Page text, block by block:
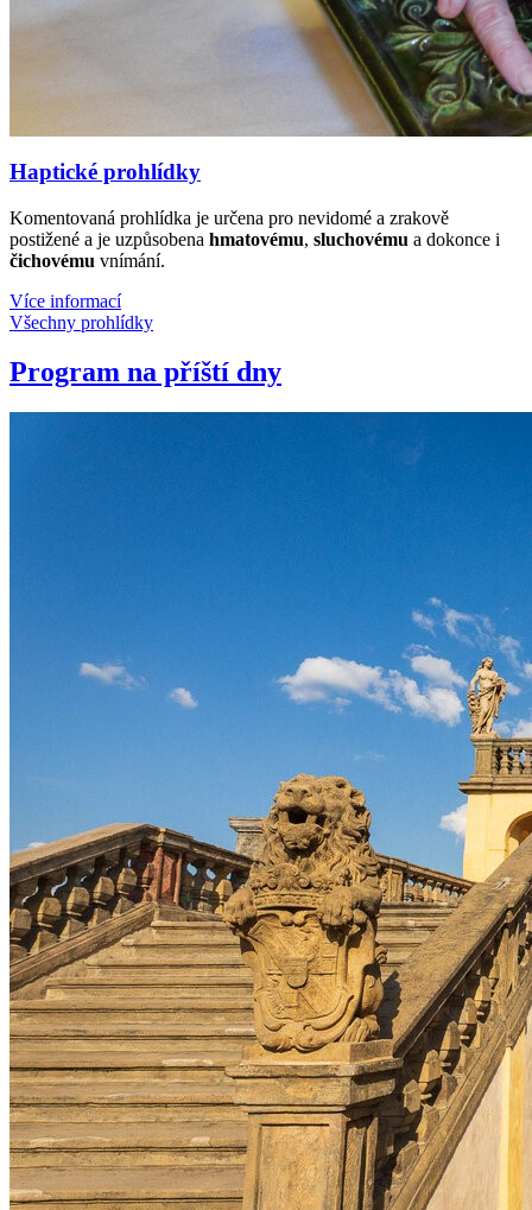
Haptické prohlídky
Komentovaná prohlídka je určena pro nevidomé a zrakově
postižené a je uzpůsobena hmatovému, sluchovému a dokonce i
čichovému vnímání.
Více informací
Všechny prohlídky
Program na příští dny